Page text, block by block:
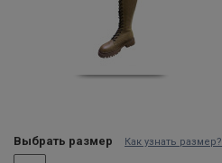
Выбрать размер Как узнать размер?